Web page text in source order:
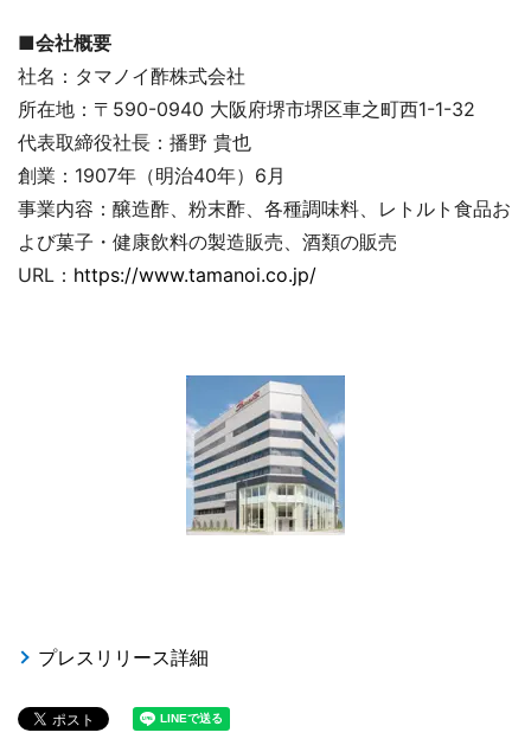
■会社概要
社名：タマノイ酢株式会社
所在地：〒590-0940 大阪府堺市堺区車之町西1-1-32
代表取締役社長：播野 貴也
創業：1907年（明治40年）6月
事業内容：醸造酢、粉末酢、各種調味料、レトルト食品お
よび菓子・健康飲料の製造販売、酒類の販売
URL： https://www.tamanoi.co.jp/
プレスリリース詳細